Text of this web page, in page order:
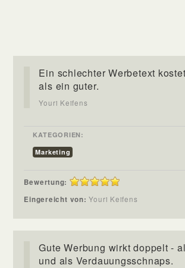
Ein schlechter Werbetext
als ein guter.
Youri Keifens
KATEGORIEN:
Marketing
Bewertung:
Eingereicht von:Youri Keifens
Gute Werbung wirkt doppelt -
und als Verdauungsschnaps.